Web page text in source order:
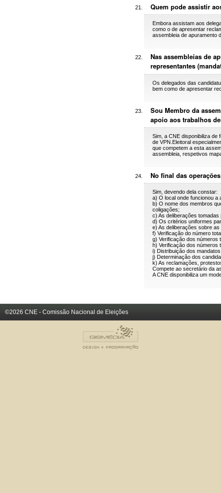
Quem pode assistir
Embora assistam aos
como o de apresentar
assembleia de apuramento
Nas assembleias de
representantes
Os delegados das
bem como de apresentar
Sou Membro da
apoio aos trabalhos
Sim, a CNE disponibiliza de
de VPN.Eleitoral
que competem a esta
assembleia, respetivos
No final das
Sim, devendo dela constar:
a) O local onde funcionou a
b) O nome dos membros
coligações;
c) As deliberações
d) Os critérios uniformes
e) As deliberações sobre
f) Verificação do número
g) Verificação dos números
h) Verificação dos números
i) Distribuição dos
j) Determinação dos
k) As reclamações,
Compete ao secretário da
A CNE disponibiliza um
©2026 CNE - Comissão Nacional de Eleições